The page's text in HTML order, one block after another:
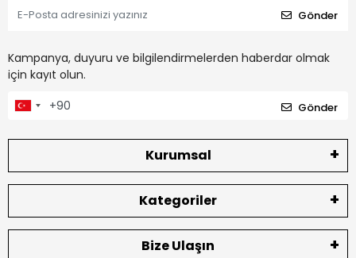
Gönder
Kampanya, duyuru ve bilgilendirmelerden haberdar olmak
için kayıt olun.
Gönder
Kurumsal
Kategoriler
Bize Ulaşın